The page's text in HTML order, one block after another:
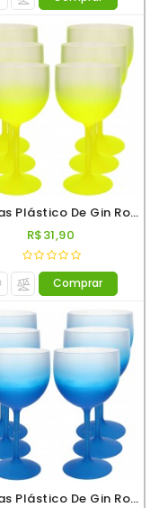
6 Taças Plástico De Gin Roder 560ml Degradê Amarelo
R$31,90
Comprar
6 Taças Plástico De Gin Roder 560ml Degradê Azul